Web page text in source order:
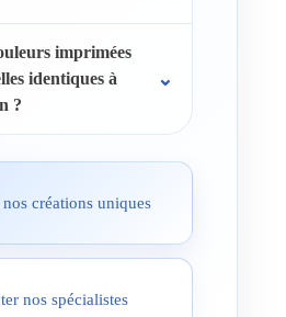
imprimées
identiques à
?
créations uniques
nos spécialistes